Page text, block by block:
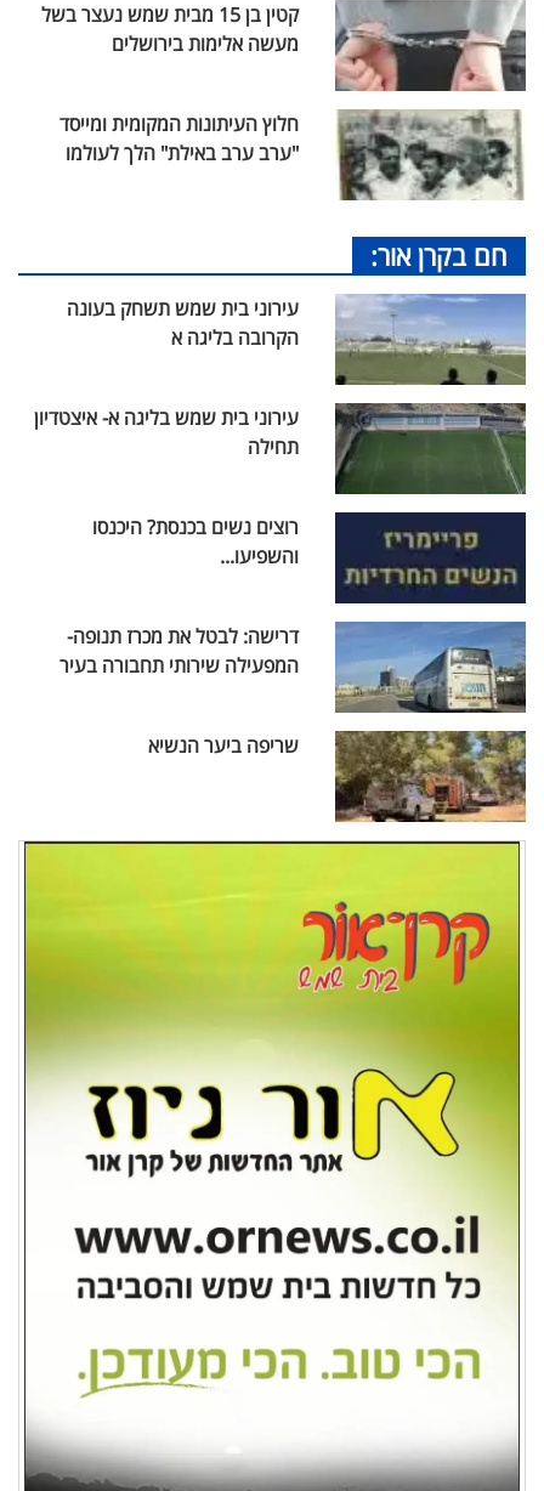
קטין בן 15 מבית שמש נעצר בשל
מעשה אלימות בירושלים
חלוץ העיתונות המקומית ומייסד
"ערב ערב באילת" הלך לעולמו
חם בקרן אור:
עירוני בית שמש תשחק בעונה
הקרובה בליגה א
עירוני בית שמש בליגה א- איצטדיון
תחילה
רוצים נשים בכנסת? היכנסו
והשפיעו...
דרישה: לבטל את מכרז תנופה-
המפעילה שירותי תחבורה בעיר
שריפה ביער הנשיא